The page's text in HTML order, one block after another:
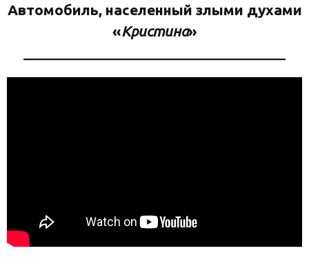
Автомобиль, населенный злыми духами
«Кристина»